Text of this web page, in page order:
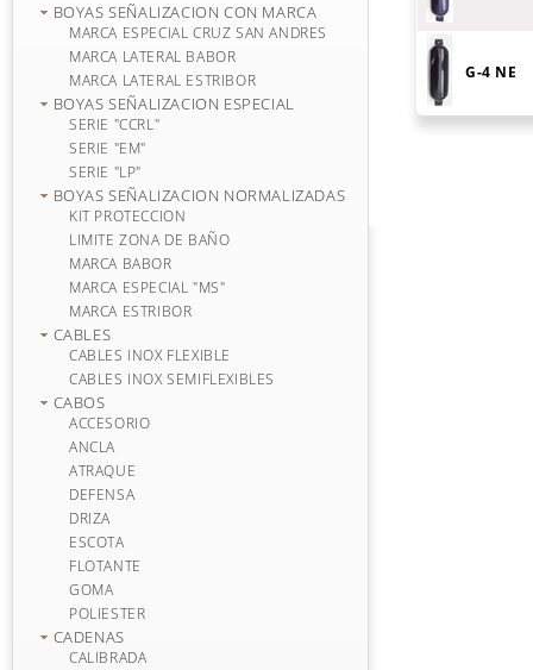
BOYAS SEÑALIZACION CON MARCA
MARCA ESPECIAL CRUZ SAN ANDRES
MARCA LATERAL BABOR
MARCA LATERAL ESTRIBOR
BOYAS SEÑALIZACION ESPECIAL
SERIE "CCRL"
SERIE "EM"
SERIE "LP"
BOYAS SEÑALIZACION NORMALIZADAS
KIT PROTECCION
LIMITE ZONA DE BAÑO
MARCA BABOR
MARCA ESPECIAL "MS"
MARCA ESTRIBOR
CABLES
CABLES INOX FLEXIBLE
CABLES INOX SEMIFLEXIBLES
CABOS
ACCESORIO
ANCLA
ATRAQUE
DEFENSA
DRIZA
ESCOTA
FLOTANTE
GOMA
POLIESTER
CADENAS
CALIBRADA
G-4 NE